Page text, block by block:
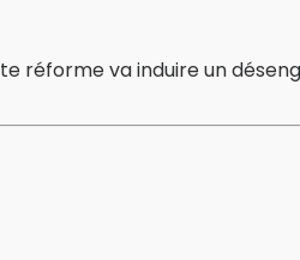
réforme va induire un